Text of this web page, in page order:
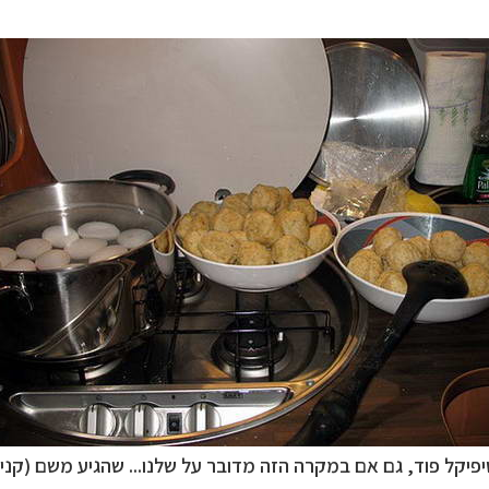
פוד, גם אם במקרה הזה מדובר על שלנו... שהגיע משם